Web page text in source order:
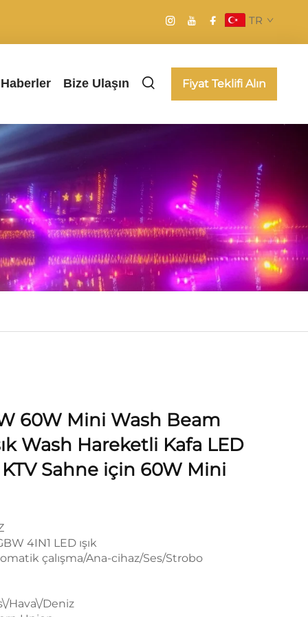
TR
Haberler Bize Ulaşın Fiyat Teklifi Alın
60W Mini Wash Beam
Wash Hareketli Kafa LED
KTV Sahne için 60W Mini
4IN1 LED ışık
çalışma/Ana-cihaz/Ses/Strobo
Hava\/Deniz